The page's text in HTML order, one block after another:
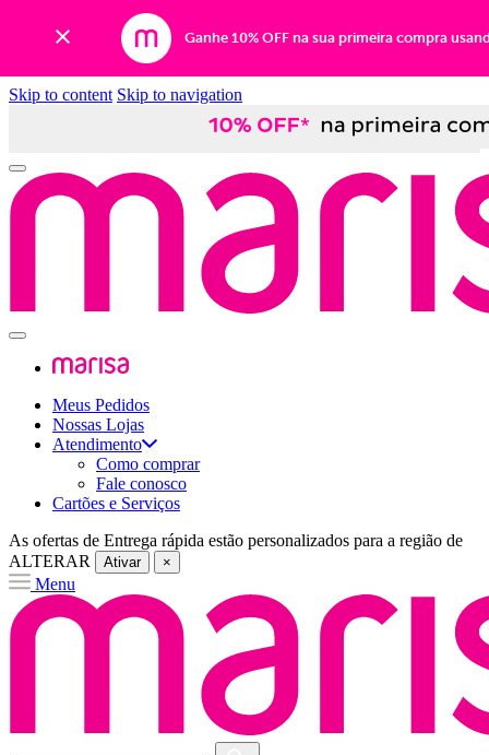
Ganhe 10% OFF na sua primeira compra
Skip to content Skip to navigation
Meus Pedidos
Nossas Lojas
Atendimento
Como comprar
Fale conosco
Cartões e Serviços
As ofertas de Entrega rápida estão personalizados para a região de
ALTERAR
Ativar ×
Menu